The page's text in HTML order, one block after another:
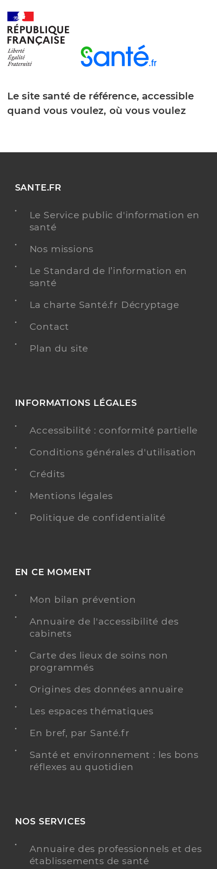
Le site santé de référence, accessible
quand vous voulez, où vous voulez
SANTE.FR
Le Service public d'information en
santé
Nos missions
Le Standard de l’information en
santé
La charte Santé.fr Décryptage
Contact
Plan du site
INFORMATIONS LÉGALES
Accessibilité : conformité partielle
Conditions générales d'utilisation
Crédits
Mentions légales
Politique de confidentialité
EN CE MOMENT
Mon bilan prévention
Annuaire de l'accessibilité des
cabinets
Carte des lieux de soins non
programmés
Origines des données annuaire
Les espaces thématiques
En bref, par Santé.fr
Santé et environnement : les bons
réflexes au quotidien
NOS SERVICES
Annuaire des professionnels et des
établissements de santé